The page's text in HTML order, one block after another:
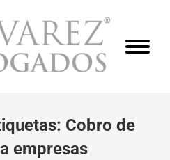
Cobro de
empresas